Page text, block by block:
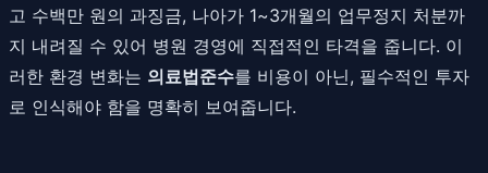
고 수백만 원의 과징금, 나아가 1~3개월의 업무정지 처분까
지 내려질 수 있어 병원 경영에 직접적인 타격을 줍니다. 이
러한 환경 변화는 의료법준수를 비용이 아닌, 필수적인 투자
로 인식해야 함을 명확히 보여줍니다.